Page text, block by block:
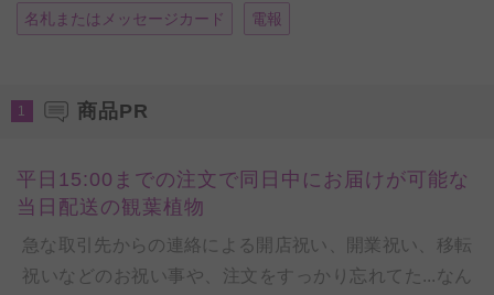
名札またはメッセージカード 電報
1 商品PR
平日15:00までの注文で同日中にお届けが可能な
当日配送の観葉植物
急な取引先からの連絡による開店祝い、開業祝い、移転
祝いなどのお祝い事や、注文をすっかり忘れてた...なん